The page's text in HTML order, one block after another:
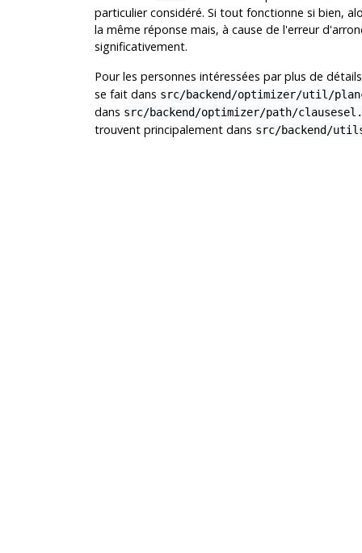
particulier considéré. Si tout fonctionne si bien,
la même réponse mais, à cause de l'erreur
significativement.
Pour les personnes intéressées par plus de
se fait dans src/backend/optimizer/util/
dans src/backend/optimizer/path/
trouvent principalement dans src/backend/